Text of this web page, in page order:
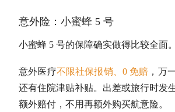
意外险：小蜜蜂 5 号
小蜜蜂 5 号的保障确实做得比较全面。
意外医疗不限社保报销、0 免赔 ，万
还有住院津贴补贴。出差或旅行时发
额外赔付，不用再额外购买航意险。